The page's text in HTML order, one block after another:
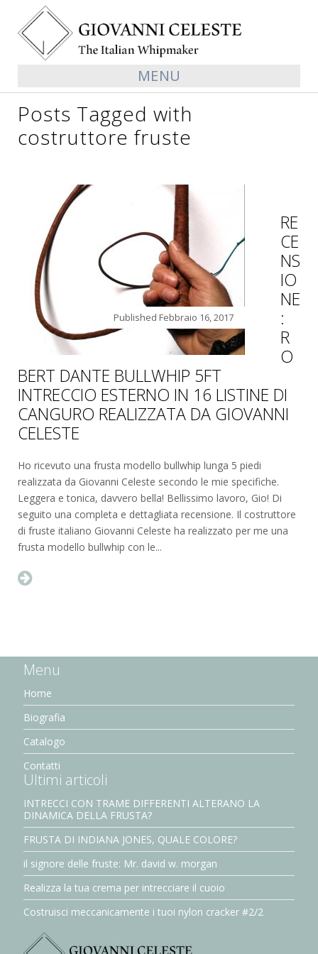
MENU
Posts Tagged with
costruttore fruste
Published Febbraio 16, 2017
RE
CE
NS
IO
NE
:
R
O
BERT DANTE BULLWHIP 5FT
INTRECCIO ESTERNO IN 16 LISTINE DI
CANGURO REALIZZATA DA GIOVANNI
CELESTE
Ho ricevuto una frusta modello bullwhip lunga 5 piedi
realizzata da Giovanni Celeste secondo le mie specifiche.
Leggera e tonica, davvero bella! Bellissimo lavoro, Gio! Di
seguito una completa e dettagliata recensione. Il costruttore
di fruste italiano Giovanni Celeste ha realizzato per me una
frusta modello bullwhip con le...
Menu
Home
Biografia
Catalogo
Contatti
Ultimi articoli
INTRECCI CON TRAME DIFFERENTI ALTERANO LA
DINAMICA DELLA FRUSTA?
FRUSTA DI INDIANA JONES, QUALE COLORE?
il signore delle fruste: Mr. david w. morgan
Realizza la tua crema per intrecciare il cuoio
Costruisci meccanicamente i tuoi nylon cracker #2/2